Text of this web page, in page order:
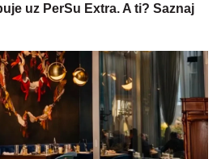
uz PerSu Extra. A ti? Saznaj